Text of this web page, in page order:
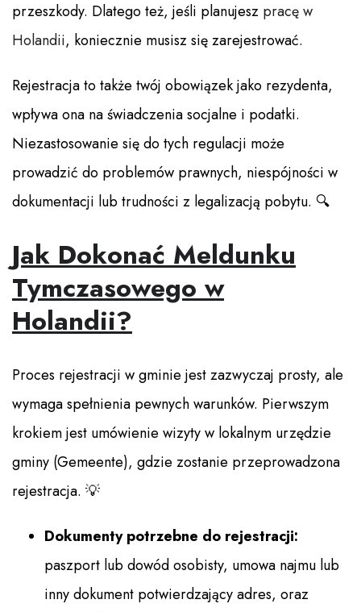
przeszkody. Dlatego też, jeśli planujesz pracę w
Holandii, koniecznie musisz się zarejestrować.
Rejestracja to także twój obowiązek jako rezydenta,
wpływa ona na świadczenia socjalne i podatki.
Niezastosowanie się do tych regulacji może
prowadzić do problemów prawnych, niespójności w
dokumentacji lub trudności z legalizacją pobytu. 🔍
Jak Dokonać Meldunku
Tymczasowego w
Holandii?
Proces rejestracji w gminie jest zazwyczaj prosty, ale
wymaga spełnienia pewnych warunków. Pierwszym
krokiem jest umówienie wizyty w lokalnym urzędzie
gminy (Gemeente), gdzie zostanie przeprowadzona
rejestracja. 💡
Dokumenty potrzebne do rejestracji:
paszport lub dowód osobisty, umowa najmu lub
inny dokument potwierdzający adres, oraz